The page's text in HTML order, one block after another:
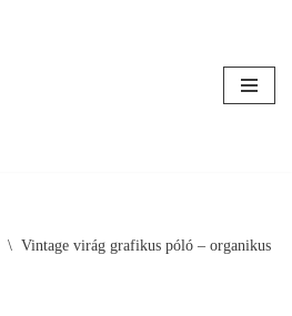
\ Vintage virág grafikus póló – organikus